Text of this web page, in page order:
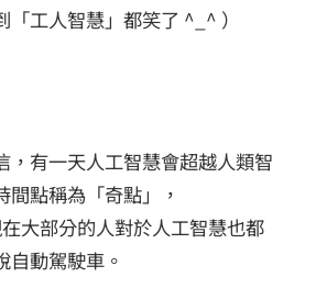
「工人智慧」都笑了 ^_^ ）
，有一天人工智慧會超越人類智
間點稱為「奇點」，
大部分的人對於人工智慧也都
自動駕駛車。